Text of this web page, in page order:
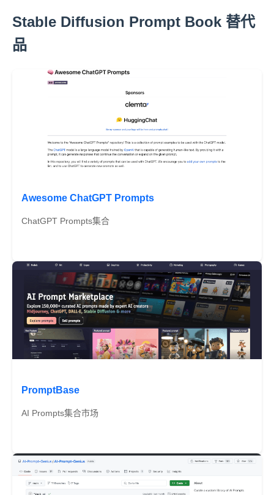
Stable Diffusion Prompt Book 替代
品
Awesome ChatGPT Prompts
ChatGPT Prompts集合
PromptBase
AI Prompts集合市场